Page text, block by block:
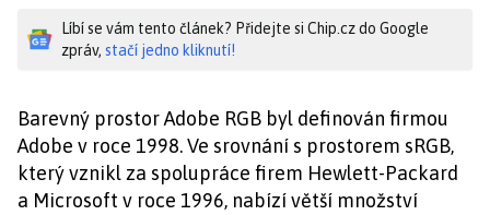
Líbí se vám tento článek? Přidejte si Chip.cz do Google
zpráv, stačí jedno kliknutí!
Barevný prostor Adobe RGB byl definován firmou
Adobe v roce 1998. Ve srovnání s prostorem sRGB,
který vznikl za spolupráce firem Hewlett-Packard
a Microsoft v roce 1996, nabízí větší množství